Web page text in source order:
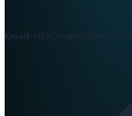
Email: